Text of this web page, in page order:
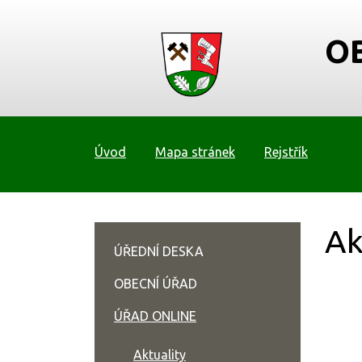
Úvod Mapa stránek Rejstřík
ÚŘEDNÍ DESKA
OBECNÍ ÚŘAD
ÚŘAD ONLINE
Aktuality